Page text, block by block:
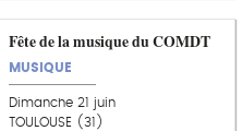
Fête de la musique du COMDT
MUSIQUE
Dimanche 21 juin
TOULOUSE (31)